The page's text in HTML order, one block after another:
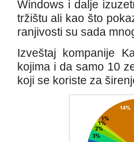
Windows i dalje
tržištu ali kao što
ranjivosti su sada
Izveštaj kompanije
kojima i da samo 10
koji se koriste za